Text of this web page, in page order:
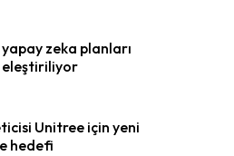
zeka planları
eleştiriliyor
Unitree için yeni
hedefi